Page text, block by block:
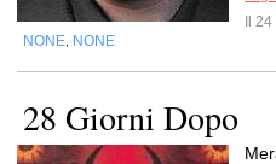
Il
NONE NONE
28 Giorni Dopo